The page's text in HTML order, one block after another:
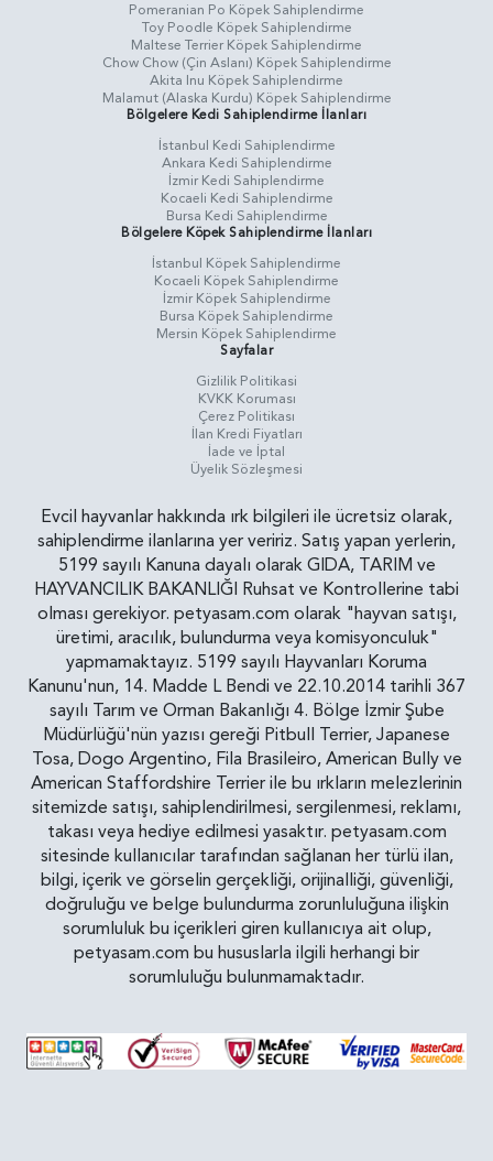
Pomeranian Po Köpek Sahiplendirme
Toy Poodle Köpek Sahiplendirme
Maltese Terrier Köpek Sahiplendirme
Chow Chow (Çin Aslanı) Köpek Sahiplendirme
Akita Inu Köpek Sahiplendirme
Malamut (Alaska Kurdu) Köpek Sahiplendirme
Bölgelere Kedi Sahiplendirme İlanları
İstanbul Kedi Sahiplendirme
Ankara Kedi Sahiplendirme
İzmir Kedi Sahiplendirme
Kocaeli Kedi Sahiplendirme
Bursa Kedi Sahiplendirme
Bölgelere Köpek Sahiplendirme İlanları
İstanbul Köpek Sahiplendirme
Kocaeli Köpek Sahiplendirme
İzmir Köpek Sahiplendirme
Bursa Köpek Sahiplendirme
Mersin Köpek Sahiplendirme
Sayfalar
Gizlilik Politikasi
KVKK Koruması
Çerez Politikası
İlan Kredi Fiyatları
İade ve İptal
Üyelik Sözleşmesi
Evcil hayvanlar hakkında ırk bilgileri ile ücretsiz olarak,
sahiplendirme ilanlarına yer veririz. Satış yapan yerlerin,
5199 sayılı Kanuna dayalı olarak GIDA, TARIM ve
HAYVANCILIK BAKANLIĞI Ruhsat ve Kontrollerine tabi
olması gerekiyor. petyasam.com olarak "hayvan satışı,
üretimi, aracılık, bulundurma veya komisyonculuk"
yapmamaktayız. 5199 sayılı Hayvanları Koruma
Kanunu'nun, 14. Madde L Bendi ve 22.10.2014 tarihli 367
sayılı Tarım ve Orman Bakanlığı 4. Bölge İzmir Şube
Müdürlüğü'nün yazısı gereği Pitbull Terrier, Japanese
Tosa, Dogo Argentino, Fila Brasileiro, American Bully ve
American Staffordshire Terrier ile bu ırkların melezlerinin
sitemizde satışı, sahiplendirilmesi, sergilenmesi, reklamı,
takası veya hediye edilmesi yasaktır. petyasam.com
sitesinde kullanıcılar tarafından sağlanan her türlü ilan,
bilgi, içerik ve görselin gerçekliği, orijinalliği, güvenliği,
doğruluğu ve belge bulundurma zorunluluğuna ilişkin
sorumluluk bu içerikleri giren kullanıcıya ait olup,
petyasam.com bu hususlarla ilgili herhangi bir
sorumluluğu bulunmamaktadır.